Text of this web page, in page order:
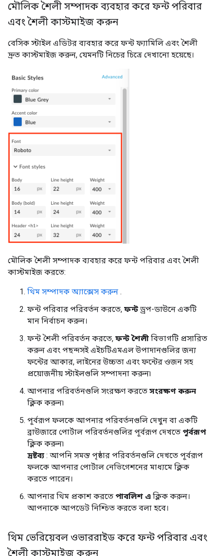
মৌলিক শৈলী সম্পাদক ব্যবহার করে ফন্ট পরিবার
এবং শৈলী কাস্টমাইজ করুন
বেসিক স্টাইল এডিটর ব্যবহার করে ফন্ট ফ্যামিলি এবং শৈলী
দ্রুত কাস্টমাইজ করুন, যেমনটি নিচের চিত্রে দেখানো হয়েছে।
মৌলিক শৈলী সম্পাদক ব্যবহার করে ফন্ট পরিবার এবং শৈলী
কাস্টমাইজ করতে:
থিম সম্পাদক অ্যাক্সেস করুন .
ফন্ট পরিবার পরিবর্তন করতে, ফন্ট ড্রপ-ডাউনে একটি
মান নির্বাচন করুন।
ফন্ট শৈলী পরিবর্তন করতে, ফন্ট শৈলী বিভাগটি প্রসারিত
করুন এবং পছন্দসই এইচটিএমএল উপাদানগুলির জন্য
ফন্টের আকার, লাইনের উচ্চতা এবং ফন্টের ওজন সহ
প্রয়োজনীয় স্টাইলগুলি সম্পাদনা করুন৷
আপনার পরিবর্তনগুলি সংরক্ষণ করতে সংরক্ষণ করুন
ক্লিক করুন৷
পূর্বরূপ ফলকে আপনার পরিবর্তনগুলি দেখুন বা একটি
ব্রাউজারে পোর্টাল পরিবর্তনগুলির পূর্বরূপ দেখতে পূর্বরূপ
ক্লিক করুন৷
দ্রষ্টব্য : আপনি সমস্ত পৃষ্ঠার পরিবর্তনগুলি দেখতে পূর্বরূপ
ফলকে আপনার পোর্টাল নেভিগেশনের মাধ্যমে ক্লিক
করতে পারেন।
আপনার থিম প্রকাশ করতে পাবলিশ এ ক্লিক করুন।
আপনাকে আপডেট নিশ্চিত করতে বলা হবে।
থিম ভেরিয়েবল ওভাররাইড করে ফন্ট পরিবার এবং
শৈলী কাস্টমাইজ করুন